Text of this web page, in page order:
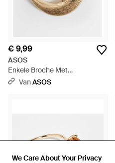
We Care About Your Privacy
We Care About Your Privacy
€ 9,99
ASOS
Enkele Broche Met
Maanontwerp - Wit
VanASOS